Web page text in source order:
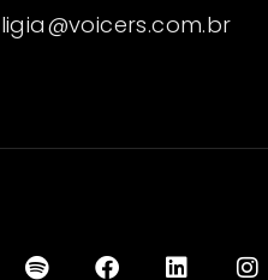
ligia@voicers.com.br